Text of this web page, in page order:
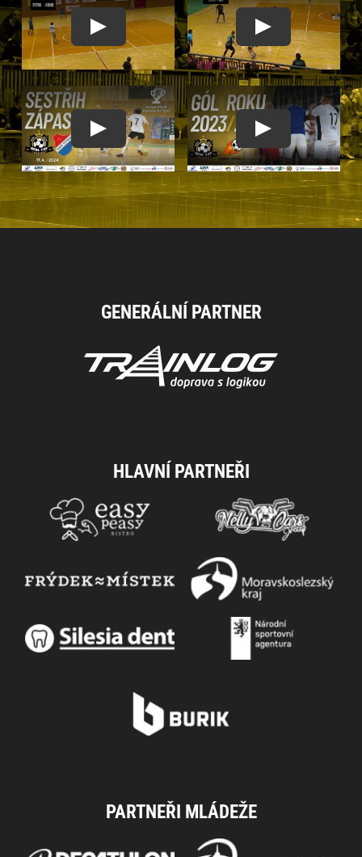
GENERÁLNÍ PARTNER
HLAVNÍ PARTNEŘI
PARTNEŘI MLÁDEŽE